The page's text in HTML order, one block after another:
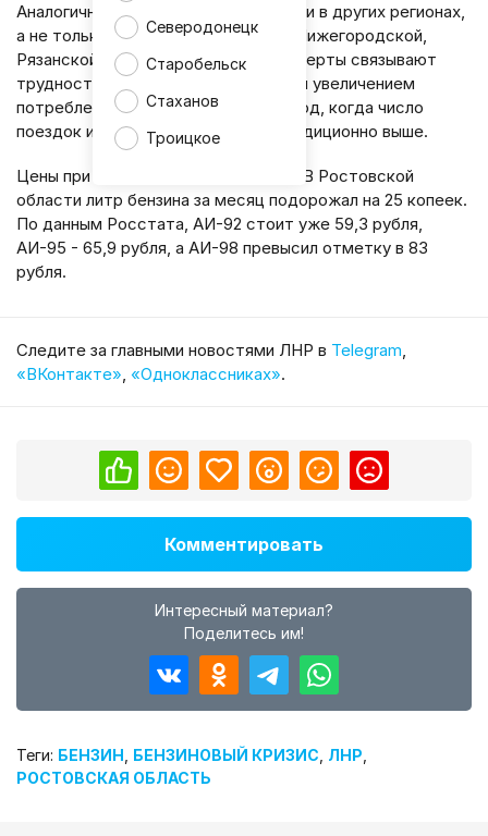
Северодонецк
Старобельск
Стаханов
Троицкое
Аналогичная ситуация наблюдается и в других регионах,
а не только в ЛНР: в Саратовской, Нижегородской,
Рязанской областях и в Крыму. Эксперты связывают
трудности с сезонным ростом цен и увеличением
потребления топлива в летний период, когда число
поездок и туристический поток традиционно выше.
Цены при этом продолжают расти. В Ростовской
области литр бензина за месяц подорожал на 25 копеек.
По данным Росстата, АИ-92 стоит уже 59,3 рубля,
АИ-95 - 65,9 рубля, а АИ-98 превысил отметку в 83
рубля.
Cледите за главными новостями ЛНР в Telegram
«ВКонтакте» «Одноклассниках».
Комментировать
Интересный материал?
Поделитесь им!
Теги: БЕНЗИН , БЕНЗИНОВЫЙ КРИЗИС, ЛНР,
РОСТОВСКАЯ ОБЛАСТЬ